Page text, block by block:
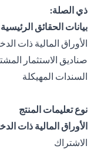
ذي الصلة:
بيانات الحقائق
الأوراق المالية ذات
صناديق الاستثمار
السندات المهيكلة
نوع تعليمات المنتج
الأوراق المالية ذات
الاشتراك